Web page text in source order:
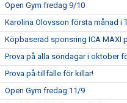
Open Gym fredag 9/10
Karolina Olovsson första månad i
Köpbaserad sponsring ICA MAXI
Prova på alla söndagar i oktober
Prova på-tillfälle för killar!
Open Gym fredag 11/9